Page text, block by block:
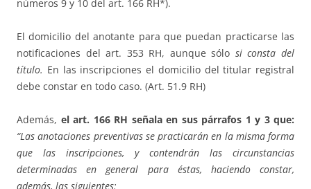
números 9 y 10 del art. 166 RH*).
El domicilio del anotante para que puedan practicarse las
notificaciones del art. 353 RH, aunque sólo si consta del
título. En las inscripciones el domicilio del titular registral
debe constar en todo caso. (Art. 51.9 RH)
Además, el art. 166 RH señala en sus párrafos 1 y 3 que:
“Las anotaciones preventivas se practicarán en la misma forma
que las inscripciones, y contendrán las circunstancias
determinadas en general para éstas, haciendo constar,
además, las siguientes: